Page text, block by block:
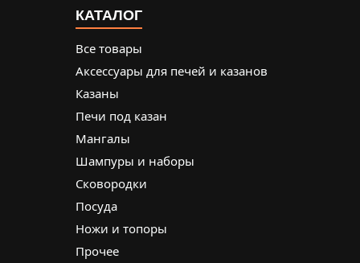
КАТАЛОГ
Все товары
Аксессуары для печей и казанов
Казаны
Печи под казан
Мангалы
Шампуры и наборы
Сковородки
Посуда
Ножи и топоры
Прочее